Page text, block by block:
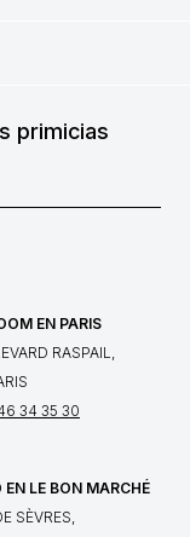
primicias
EN PARIS
RASPAIL,
34 35 30
EN LE BON MARCHÉ
SÈVRES,